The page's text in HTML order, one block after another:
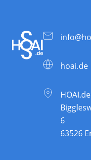
hoai.de
6
63526